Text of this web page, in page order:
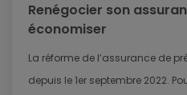
Renégocier son
économiser
La réforme de l’assurance de
depuis le 1er septembre 2022.